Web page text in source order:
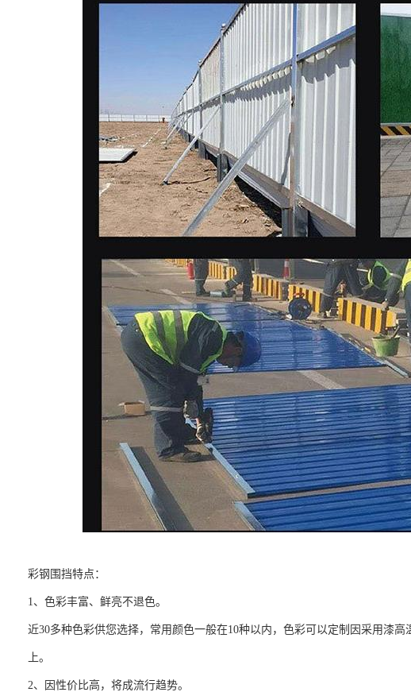
彩钢围挡特点：
1、色彩丰富、鲜亮不退色。
近30多种色彩供您选择，常用颜色一般在10种以内，色彩可以定制因采用漆
上。
2、因性价比高，将成流行趋势。